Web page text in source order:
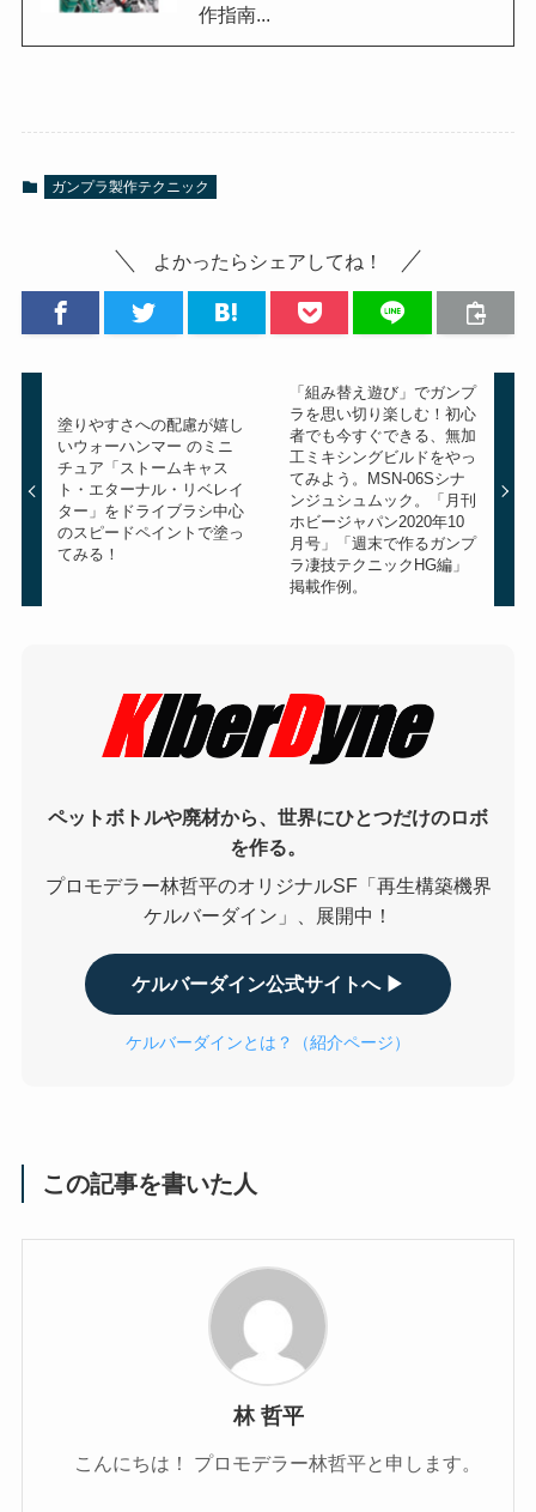
作指南...
ガンプラ製作テクニック
よかったらシェアしてね！
塗りやすさへの配慮が嬉し
いウォーハンマー のミニ
チュア「ストームキャス
ト・エターナル・リベレイ
ター」をドライブラシ中心
のスピードペイントで塗っ
てみる！
「組み替え遊び」でガンプ
ラを思い切り楽しむ！初心
者でも今すぐできる、無加
工ミキシングビルドをやっ
てみよう。MSN-06Sシナ
ンジュシュムック。「月刊
ホビージャパン2020年10
月号」「週末で作るガンプ
ラ凄技テクニックHG編」
掲載作例。
ペットボトルや廃材から、世界にひとつだけのロボ
を作る。
プロモデラー林哲平のオリジナルSF「再生構築機界
ケルバーダイン」、展開中！
ケルバーダイン公式サイトへ ▶
ケルバーダインとは？（紹介ページ）
この記事を書いた人
林 哲平
こんにちは！ プロモデラー林哲平と申します。